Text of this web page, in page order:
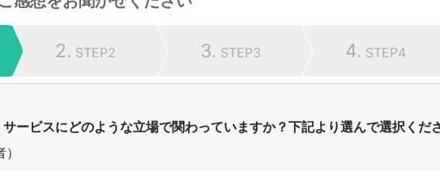
2. STEP2 3. STEP3 4. STEP4
ービスにどのような立場で関わっていますか？下記より選んで選択くださ